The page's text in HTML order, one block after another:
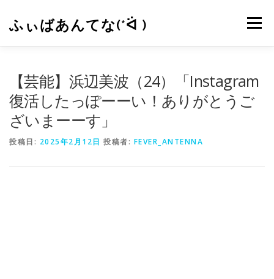
ふぃばあんてな(*ᐛ ) メニュー
【芸能】浜辺美波（24）「Instagram
復活したっぽーーい！ありがとうご
ざいまーーす」
投稿日: 2025年2月12日 投稿者: FEVER_ANTENNA